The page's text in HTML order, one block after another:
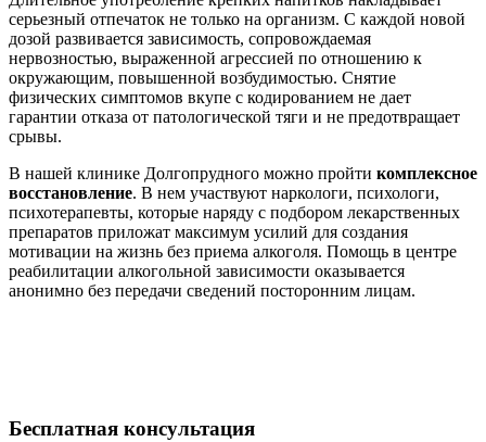
серьезный отпечаток не только на организм. С каждой новой
дозой развивается зависимость, сопровождаемая
нервозностью, выраженной агрессией по отношению к
окружающим, повышенной возбудимостью. Снятие
физических симптомов вкупе с кодированием не дает
гарантии отказа от патологической тяги и не предотвращает
срывы.
В нашей клинике Долгопрудного можно пройти комплексное
восстановление. В нем участвуют наркологи, психологи,
психотерапевты, которые наряду с подбором лекарственных
препаратов приложат максимум усилий для создания
мотивации на жизнь без приема алкоголя. Помощь в центре
реабилитации алкогольной зависимости оказывается
анонимно без передачи сведений посторонним лицам.
Бесплатная консультация